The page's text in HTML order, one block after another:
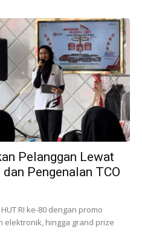
Pelanggan Lewat
Pengenalan TCO
RI ke-80 dengan promo
elektronik, hingga grand prize